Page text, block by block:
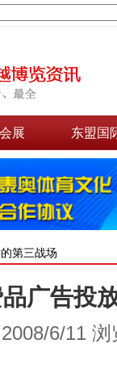
展 东盟国
第三战场
广告投
6/11